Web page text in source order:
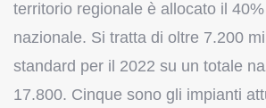
territorio regionale è allocato il
nazionale. Si tratta di oltre 7.200
standard per il 2022 su un totale
17.800. Cinque sono gli impianti